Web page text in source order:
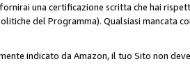
una certificazione scritta che hai
del Programma). Qualsiasi mancata
indicato da Amazon, il tuo Sito non